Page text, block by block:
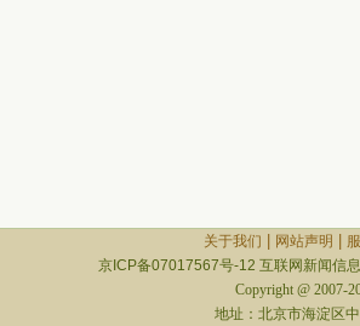
关于我们 网站声明
京ICP备07017567号-12 互联网新闻信
Copyright @ 2007-
地址：北京市海淀区